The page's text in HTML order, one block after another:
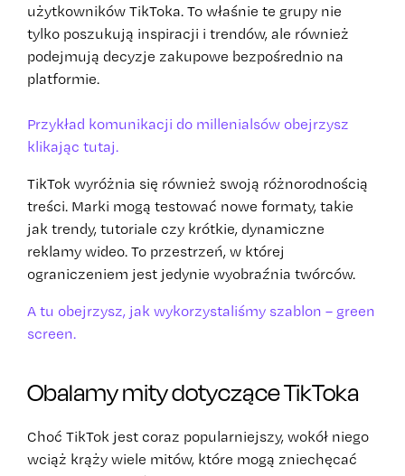
użytkowników TikToka. To właśnie te grupy nie
tylko poszukują inspiracji i trendów, ale również
podejmują decyzje zakupowe bezpośrednio na
platformie.
Przykład komunikacji do millenialsów obejrzysz
klikając tutaj.
TikTok wyróżnia się również swoją różnorodnością
treści. Marki mogą testować nowe formaty, takie
jak trendy, tutoriale czy krótkie, dynamiczne
reklamy wideo. To przestrzeń, w której
ograniczeniem jest jedynie wyobraźnia twórców.
A tu obejrzysz, jak wykorzystaliśmy szablon – green
screen.
Obalamy mity dotyczące TikToka
Choć TikTok jest coraz popularniejszy, wokół niego
wciąż krąży wiele mitów, które mogą zniechęcać